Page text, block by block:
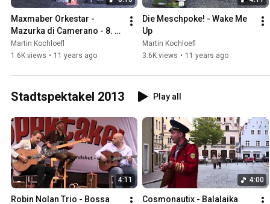
Maxmaber Orkestar -
Mazurka di Camerano - 8.
Stadtspektakel Landshut
2014
Martin Kochloefl
1.6K views • 11 years ago
Die Meschpoke! - Wake Me
Up
Martin Kochloefl
3.6K views • 11 years ago
Stadtspektakel 2013 Play all
4:11
Robin Nolan Trio - Bossa
4:00
Cosmonautix - Balalaika